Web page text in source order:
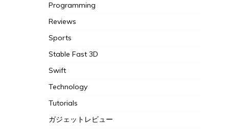
Programming
Reviews
Sports
Stable Fast 3D
Swift
Technology
Tutorials
ガジェットレビュー